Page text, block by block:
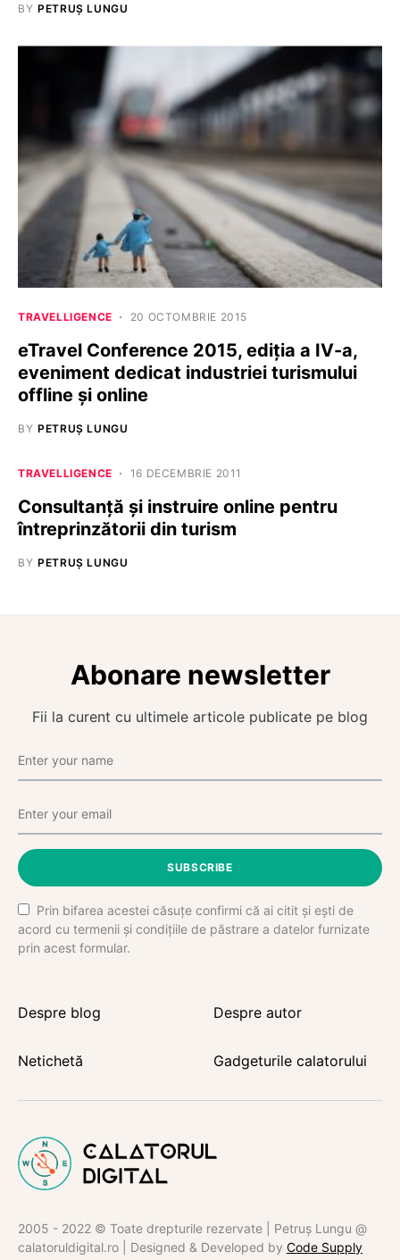
BY PETRUȘ LUNGU
TRAVELLIGENCE 20 OCTOMBRIE 2015
eTravel Conference 2015, ediția a IV-a,
eveniment dedicat industriei turismului
offline și online
BY PETRUȘ LUNGU
TRAVELLIGENCE 16 DECEMBRIE 2011
Consultanţă şi instruire online pentru
întreprinzătorii din turism
BY PETRUȘ LUNGU
Abonare newsletter
Fii la curent cu ultimele articole publicate pe blog
SUBSCRIBE
Prin bifarea acestei căsuțe confirmi că ai citit și ești de
acord cu termenii și condițiile de păstrare a datelor furnizate
prin acest formular.
Despre blog Despre autor
Netichetă Gadgeturile calatorului
2005 - 2022 © Toate drepturile rezervate | Petruș Lungu @
calatoruldigital.ro | Designed & Developed by Code Supply